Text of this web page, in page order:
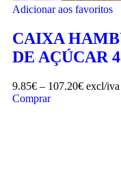
Adicionar aos favoritos
CAIXA
DE AÇÚCAR
9.85€ – 107.20€ excl/iva
Comprar